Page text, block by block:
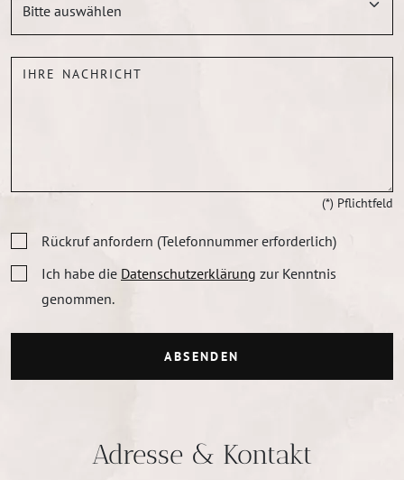
IHRE NACHRICHT
(*) Pflichtfeld
Rückruf anfordern (Telefonnummer erforderlich)
Ich habe die Datenschutzerklärung zur Kenntnis
genommen.
ABSENDEN
Adresse & Kontakt